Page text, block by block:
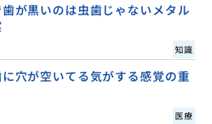
が黒いのは虫歯じゃないメタル
知識
穴が空いてる気がする感覚の重
医療